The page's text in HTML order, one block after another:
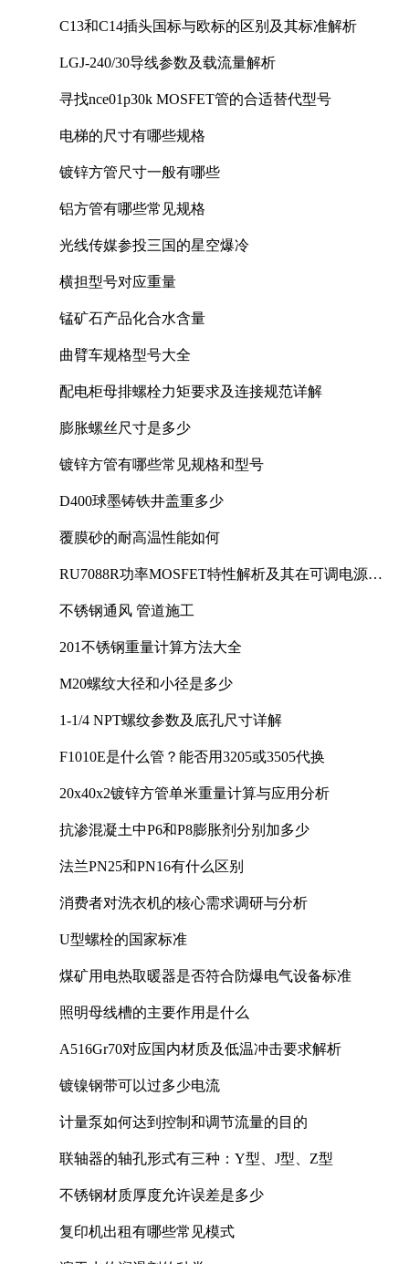
C13和C14插头国标与欧标的区别及其标准解析
LGJ-240/30导线参数及载流量解析
寻找nce01p30k MOSFET管的合适替代型号
电梯的尺寸有哪些规格
镀锌方管尺寸一般有哪些
铝方管有哪些常见规格
光线传媒参投三国的星空爆冷
横担型号对应重量
锰矿石产品化合水含量
曲臂车规格型号大全
配电柜母排螺栓力矩要求及连接规范详解
膨胀螺丝尺寸是多少
镀锌方管有哪些常见规格和型号
D400球墨铸铁井盖重多少
覆膜砂的耐高温性能如何
RU7088R功率MOSFET特性解析及其在可调电源设
不锈钢通风 管道施工
201不锈钢重量计算方法大全
M20螺纹大径和小径是多少
1-1/4 NPT螺纹参数及底孔尺寸详解
F1010E是什么管？能否用3205或3505代换
20x40x2镀锌方管单米重量计算与应用分析
抗渗混凝土中P6和P8膨胀剂分别加多少
法兰PN25和PN16有什么区别
消费者对洗衣机的核心需求调研与分析
U型螺栓的国家标准
煤矿用电热取暖器是否符合防爆电气设备标准
照明母线槽的主要作用是什么
A516Gr70对应国内材质及低温冲击要求解析
镀镍钢带可以过多少电流
计量泵如何达到控制和调节流量的目的
联轴器的轴孔形式有三种：Y型、J型、Z型
不锈钢材质厚度允许误差是多少
复印机出租有哪些常见模式